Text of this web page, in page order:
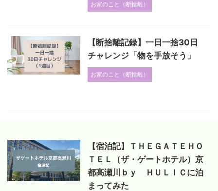
お家のこと（断捨離）
【断捨離記録】一日一捨30日
チャレンジ「物を手放そう」
お家のこと（断捨離）
【宿泊記】ＴＨＥＧＡＴＥＨＯ
ＴＥＬ（ザ・ゲートホテル）京
都高瀬川ｂｙ ＨＵＬＩＣに泊
まってみた